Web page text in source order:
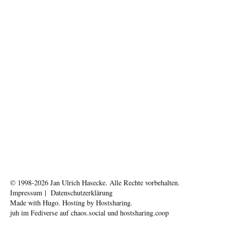
© 1998-2026 Jan Ulrich Hasecke. Alle Rechte vorbehalten.
Impressum | Datenschutzerklärung
Made with Hugo. Hosting by Hostsharing.
juh im Fediverse aufchaos.social und hostsharing.coop